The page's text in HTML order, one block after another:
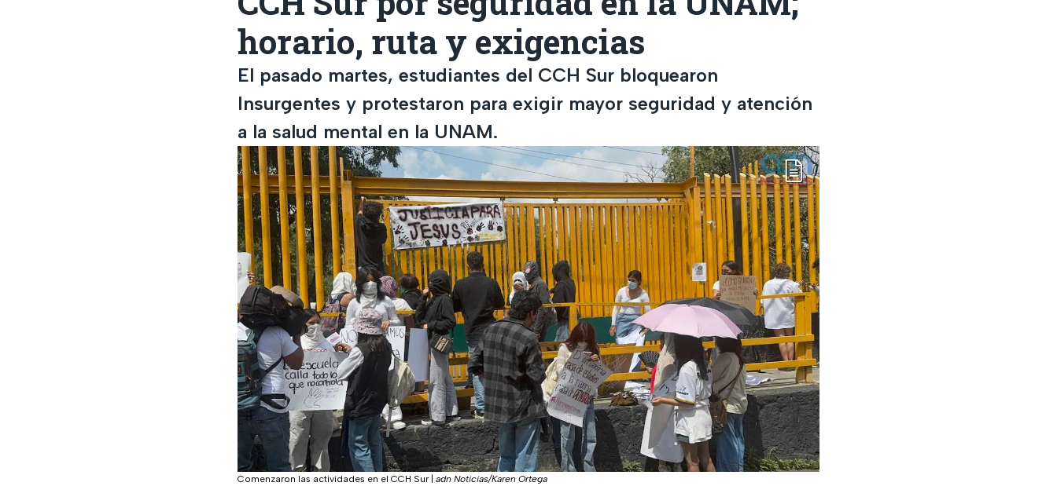
horario, ruta y exigencias
El pasado martes, estudiantes del CCH Sur bloquearon
Insurgentes y protestaron para exigir mayor seguridad y atención
a la salud mental en la UNAM.
Comenzaron las actividades en el CCH Sur| adn Noticias/Karen Ortega